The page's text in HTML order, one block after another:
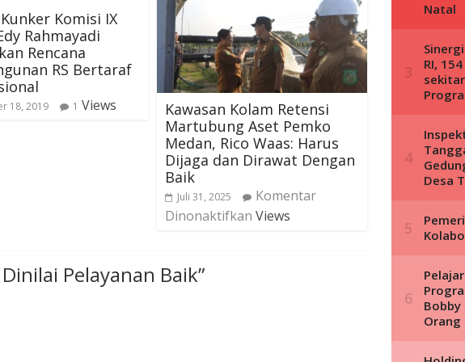
Komisi IX
Rahmayadi
Rencana
RS Bertaraf
18, 2019 1 Views
Kawasan Kolam Retensi
Martubung Aset Pemko
Medan, Rico Waas: Harus
Dijaga dan Dirawat Dengan
Baik
Juli 31, 2025
Komentar
Dinonaktifkan Views
Pelayanan Baik”